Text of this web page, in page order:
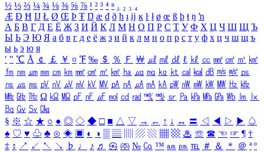
½ ⅓ ⅔ ¼ ¾ ⅛ ⅜ ⅝ ⅞ ¹ ² ³ ⁴ ⁿ ₁ ₂ ₃ ₄
Æ Ð Ħ Ĳ Ł Ø Œ Þ Ŧ Ŋ æ đ ð ħ ı ĳ ĸ ŀ ł ø œ ß þ ŧ ŋ ŉ
А Б В Г Д Е Ё Ж З И Й К Л М Н О П Р С Т У Ф Х Ц Ч Ш Щ Ъ
Ы Ь Э Ю Я а б в г д е ё ж з и й к л м н о п р с т у ф х ц ч ш щ ъ
ы ь э ю я
′ ″ ℃ Å ￠ ￡ ￥ ¤ ℉ ‰ ＄ ％ Ｆ ￦ ㎕ ㎖ ㎗ ℓ ㎘ ㏄ ㎣ ㎤ ㎥ ㎦
㎙ ㎚ ㎛ ㎜ ㎝ ㎞ ㎟ ㎠ ㎡ ㎢ ㏊ ㎍ ㎎ ㎏ ㏏ ㎈ ㎉ ㏈ ㎧ ㎨ ㎰
㎱ ㎲ ㎳ ㎴ ㎵ ㎶ ㎷ ㎸ ㎹ ㎀ ㎁ ㎂ ㎃ ㎄ ㎺ ㎻ ㎽ ㎾ ㎿ ㎐ ㎑
㎒ ㎓ ㎔ Ω ㏀ ㏁ ㎊ ㎋ ㎌ ㏖ ㏅ ㎭ ㎮ ㎯ ㏛ ㎩ ㎪ ㎫ ㎬ ㏝ ㏐
㏓
㏃ ㏉ ㏜ ㏆
§ ※ ☆ ★ ○ ● ◎ ◇ ◆ □ ■ △ ▽ → ← ↑ ↓ ↔ 〓 ◁ ◀ ▷ ▶ ♤
♠ ♡ ♥ ♧ ♣ ⊙ ◈ ▣ ◐ ◑ ▒ ▤ ▨ ▧ ▦ ▩ ♨ ☏ ☎ ☜ ☞ ¶ †
‡ ↕ ↗ ↙ ↖ ↘ ♭ ♩ ♪ ♬ ㉿ ㈜ № ㏇ ™ ㏂ ㏘ ℡ ＃ ＆ ＊ ＠ ª º